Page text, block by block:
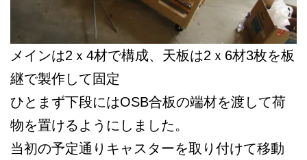
メインは2ｘ4材で構成、天板は2ｘ6材3枚を板
継で製作して固定
ひとまず下段にはOSB合板の端材を渡して荷
物を置けるようにしました。
当初の予定通りキャスターを取り付けて移動